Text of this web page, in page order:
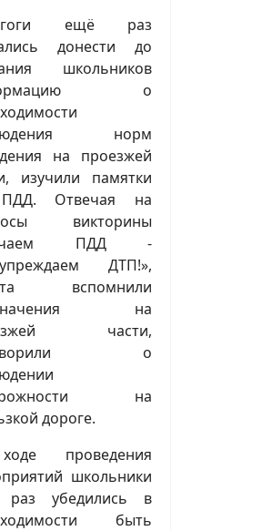
ещё раз
донести до
школьников
о
норм
на проезжей
изучили памятки
Отвечая на
викторины
ПДД -
ДТП!»,
вспомнили
на
части,
о
на
дороге.
проведения
школьники
убедились в
быть